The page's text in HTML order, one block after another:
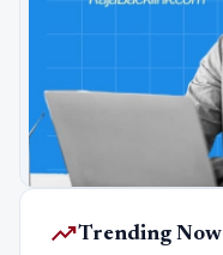
trending_upTrending Now